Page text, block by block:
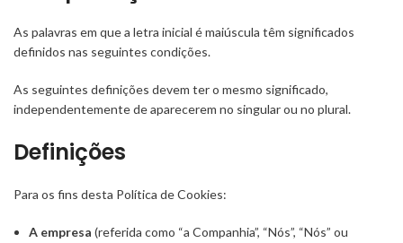
As palavras em que a letra inicial é maiúscula têm significados
definidos nas seguintes condições.
As seguintes definições devem ter o mesmo significado,
independentemente de aparecerem no singular ou no plural.
Definições
Para os fins desta Política de Cookies:
A empresa (referida como “a Companhia”, “Nós”, “Nós” ou